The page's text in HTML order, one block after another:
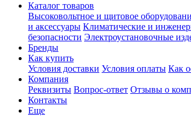
Каталог товаров
Высоковольтное и щитовое
и аксессуары Климатические и
безопасности Электроустановочные
Бренды
Как купить
Условия доставки Условия оплаты Как
Компания
Реквизиты Вопрос-ответ Отзывы о
Контакты
Еще